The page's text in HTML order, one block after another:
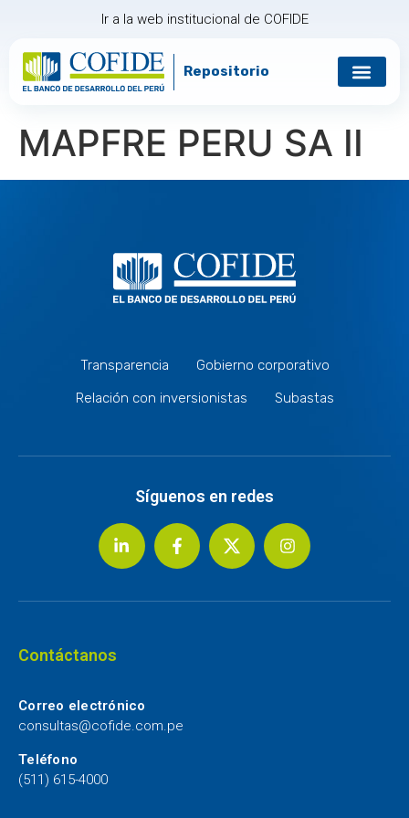
Ir a la web institucional de COFIDE
Repositorio
MAPFRE PERU SA II
Transparencia
Gobierno corporativo
Relación con inversionistas
Subastas
Síguenos en redes
Contáctanos
Correo electrónico
consultas@cofide.com.pe
Teléfono
(511) 615-4000